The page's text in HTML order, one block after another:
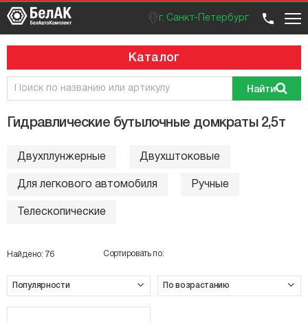
г. Санкт-Петербург
Розничный отдел
Вход / регистрация
Каталог
Найти
Гидравлические бутылочные домкраты 2,5т
Двухплунжерные Двухштоковые
Для легкового автомобиля Ручные
Телескопические
Найдено: 76 Сортировать по: